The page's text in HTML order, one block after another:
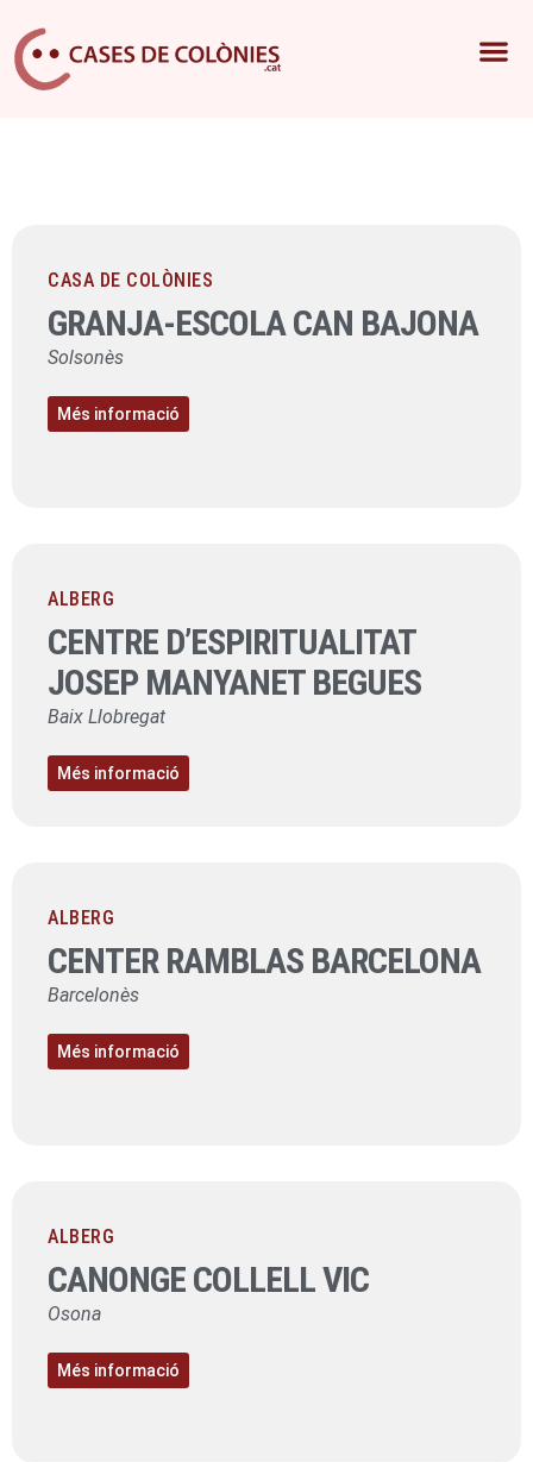
CASA DE COLÒNIES
GRANJA-ESCOLA CAN BAJONA
Solsonès
Més informació
ALBERG
CENTRE D’ESPIRITUALITAT
JOSEP MANYANET BEGUES
Baix Llobregat
Més informació
ALBERG
CENTER RAMBLAS BARCELONA
Barcelonès
Més informació
ALBERG
CANONGE COLLELL VIC
Osona
Més informació